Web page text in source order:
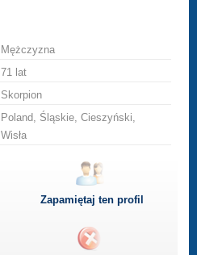
Mężczyzna
71 lat
Skorpion
Poland, Śląskie, Cieszyński,
Wisła
Zapamiętaj ten profil